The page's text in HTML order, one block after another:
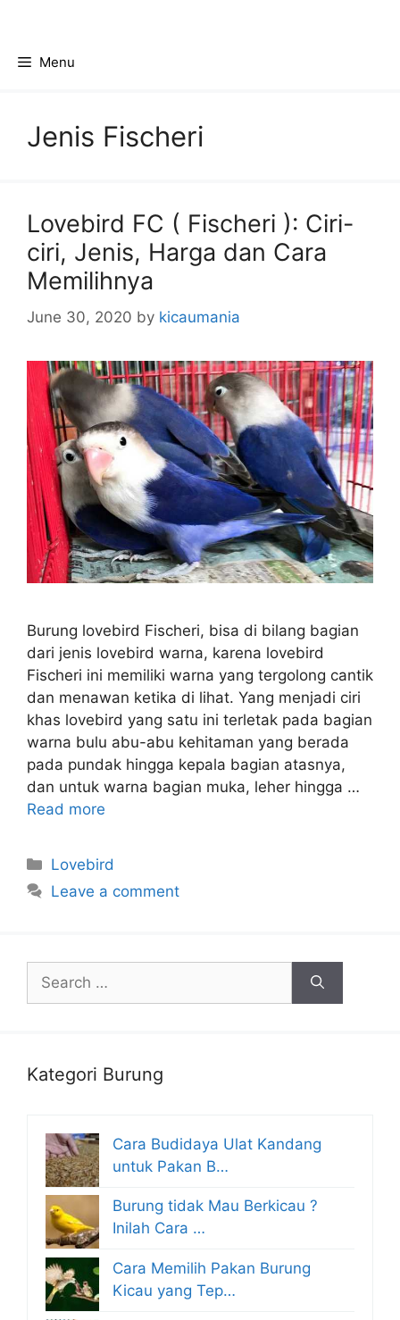
contentMenu
Jenis Fischeri
Lovebird FC ( Fischeri ): Ciri-
ciri, Jenis, Harga dan Cara
Memilihnya
June 30, 2020 by kicaumania
Burung lovebird Fischeri, bisa di bilang bagian
dari jenis lovebird warna, karena lovebird
Fischeri ini memiliki warna yang tergolong cantik
dan menawan ketika di lihat. Yang menjadi ciri
khas lovebird yang satu ini terletak pada bagian
warna bulu abu-abu kehitaman yang berada
pada pundak hingga kepala bagian atasnya,
dan untuk warna bagian muka, leher hingga …
Read more
Categories
Lovebird
Leave a comment
for:
Kategori Burung
Cara Budidaya Ulat Kandang
untuk Pakan B…
Burung tidak Mau Berkicau ?
Inilah Cara …
Cara Memilih Pakan Burung
Kicau yang Tep…